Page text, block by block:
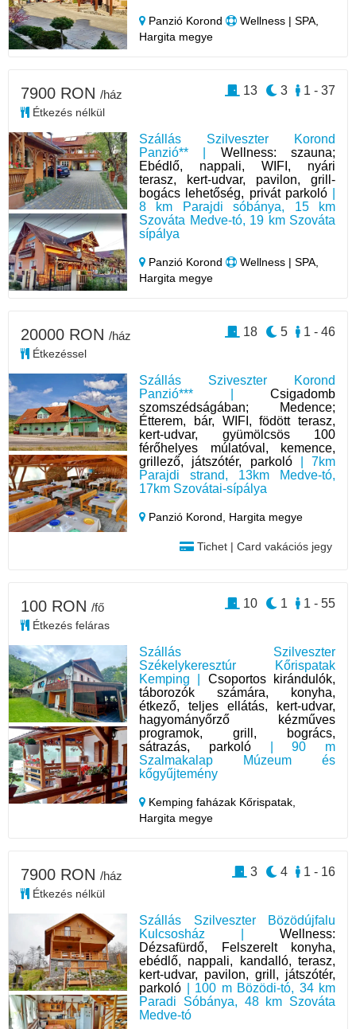
Panzió Korond
Wellness | SPA,
Hargita megye
Szállás Szilveszter Korond
Panzió** | Wellness: szauna;
Ebédlő, nappali, WIFI, nyári
terasz, kert-udvar, pavilon, grill-
bogács lehetőség, privát parkoló|
8 km Parajdi sóbánya, 15 km
Szováta Medve-tó, 19 km Szováta
sípálya
Panzió Korond
Wellness | SPA,
Hargita megye
7900 RON /ház
Étkezés nélkül
1 - 37
3
13
Szállás Sziveszter Korond
Panzió*** | Csigadomb
szomszédságában; Medence;
Étterem, bár, WIFI, födött terasz,
kert-udvar, gyümölcsös 100
férőhelyes múlatóval, kemence,
grillező, játszótér, parkoló| 7km
Parajdi strand, 13km Medve-tó,
17km Szovátai-sípálya
Panzió Korond, Hargita megye
Tichet | Card vakációs jegy
20000 RON /ház
Étkezéssel
1 - 46
5
18
Szállás Szilveszter
Székelykeresztúr Kőrispatak
Kemping | Csoportos kirándulók,
táborozók számára, konyha,
étkező, teljes ellátás, kert-udvar,
hagyományőrző kézműves
programok, grill, bogrács,
sátrazás, parkoló| 90 m
Szalmakalap Múzeum és
kőgyűjtemény
Kemping faházak Kőrispatak,
Hargita megye
100 RON /fő
Étkezés feláras
1 - 55
1
10
Szállás Szilveszter Bözödújfalu
Kulcsosház | Wellness:
Dézsafürdő, Felszerelt konyha,
ebédlő, nappali, kandalló, terasz,
kert-udvar, pavilon, grill, játszótér,
parkoló | 100 m Bözödi-tó, 34 km
Paradi Sóbánya, 48 km Szováta
Medve-tó
7900 RON /ház
Étkezés nélkül
1 - 16
4
3